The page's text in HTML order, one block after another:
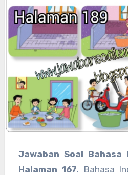
Jawaban Soal Bahasa Indonesia Kelas 8
Halaman 167. Bahasa